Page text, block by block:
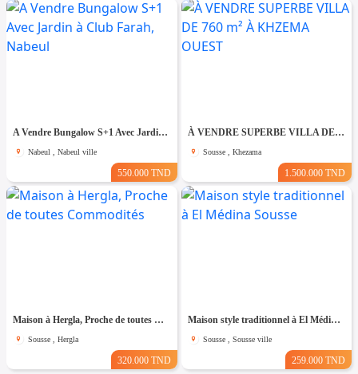
A Vendre Bungalow S+1 Avec Jardin à Club Farah, Nabeul
Nabeul , Nabeul ville
550.000 TND
À VENDRE SUPERBE VILLA DE 760 m² À KHZEMA OUEST
Sousse , Khezama
1.500.000 TND
Maison à Hergla, Proche de toutes Commodités
Sousse , Hergla
320.000 TND
Maison style traditionnel à El Médina Sousse
Sousse , Sousse ville
259.000 TND